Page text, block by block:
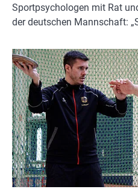
Sportpsychologen mit Rat
der deutschen Mannschaft: